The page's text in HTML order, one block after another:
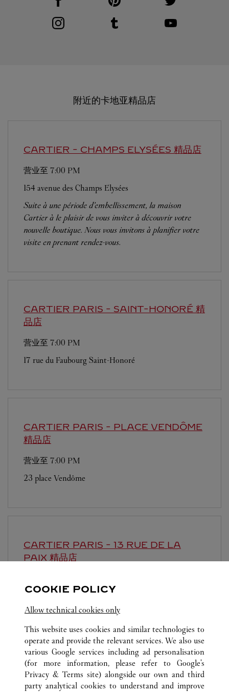
Visit us on Instagram
Link Opens in New TabVisit us on Tumblr
Link Opens in New Tab
附近的卡地亚精品店
CARTIER - CHAMPS ELYSÉES 精品店
营业至 7:00 PM
154 avenue des Champs Elysées
Suite à une période d’embellissement, la maison
Cartier à le plaisir de vous inviter à découvrir votre
nouvelle boutique. Nous vous invitons à planifier votre
visite en prenant rendez-vous.
CARTIER PARIS - SAINT-HONORÉ 精
品店
营业至 7:00 PM
17 rue du Faubourg Saint-Honoré
CARTIER PARIS - PLACE VENDÔME
精品店
营业至 7:00 PM
23 place Vendôme
CARTIER PARIS - 13 RUE DE LA
PAIX 精品店
13 rue de la Paix
所有卡地亚精品店位置 法国
PARIS
51 RUE FRANÇOIS 1ER
COOKIE POLICY
Allow technical cookies only
This website uses cookies and similar technologies to
operate and provide the relevant services. We also use
various Google services including ad personalisation
(for more information, please refer to Google's
Privacy & Terms site) alongside our own and third
party analytical cookies to understand and improve